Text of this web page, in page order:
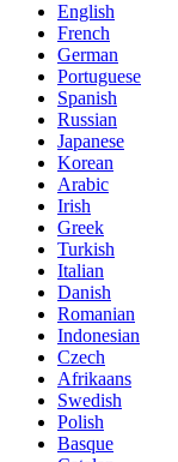
English
French
German
Portuguese
Spanish
Russian
Japanese
Korean
Arabic
Irish
Greek
Turkish
Italian
Danish
Romanian
Indonesian
Czech
Afrikaans
Swedish
Polish
Basque